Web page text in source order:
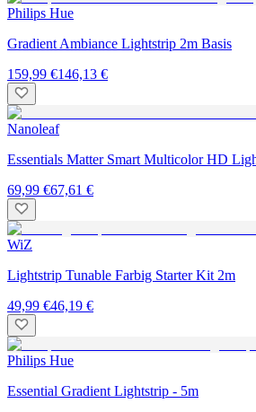
Philips Hue
Gradient Ambiance Lightstrip 2m Basis
159,99 €146,13 €
Nanoleaf
Essentials Matter Smart Multicolor HD
69,99 €67,61 €
WiZ
Lightstrip Tunable Farbig Starter Kit 2m
49,99 €46,19 €
Philips Hue
Essential Gradient Lightstrip - 5m